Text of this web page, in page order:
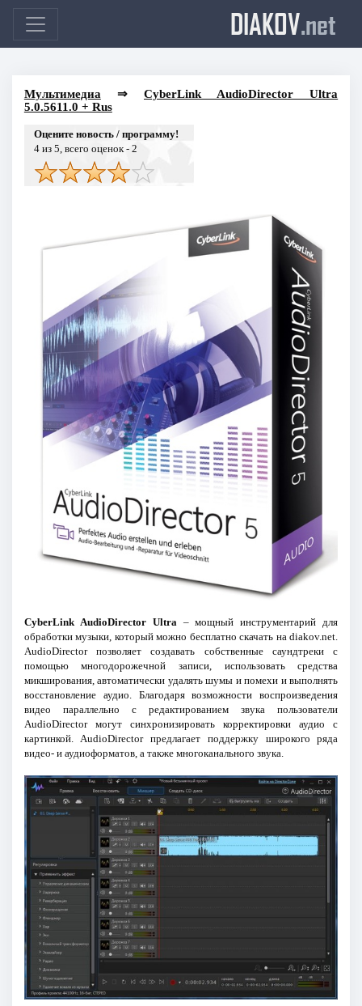
DIAKOV.net
Мультимедиа ⇒ CyberLink AudioDirector Ultra
5.0.5611.0 + Rus
Оцените новость / программу!
4из 5, всего оценок - 2
CyberLink AudioDirector Ultra– мощный инструментарий для
обработки музыки, который можно бесплатно скачать на diakov.net.
AudioDirector позволяет создавать собственные саундтреки с
помощью многодорожечной записи, использовать средства
микширования, автоматически удалять шумы и помехи и выполнять
восстановление аудио. Благодаря возможности воспроизведения
видео параллельно с редактированием звука пользователи
AudioDirector могут синхронизировать корректировки аудио с
картинкой. AudioDirector предлагает поддержку широкого ряда
видео- и аудиоформатов, а также многоканального звука.